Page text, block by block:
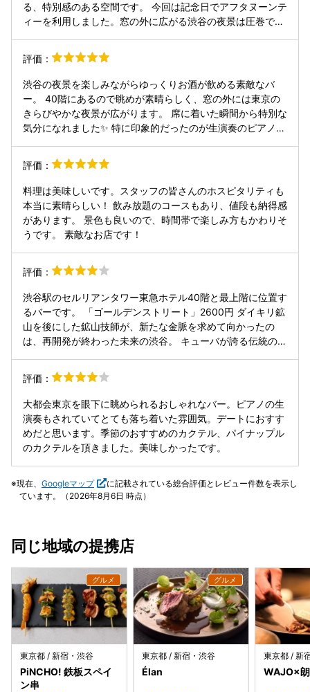
る、特別感のある空間です。 今回は記念日でアフタヌーンテ
ィーを利用しました。窓の外に広がる渋谷の夜景は圧巻で、
窓際の席はプライベート感があり、落ち着いてゆっくり過ご
すことができました。お祝いのメッセージプレートも丁寧に
用意していただき、思い出に残るひとときになりました。 カ
ップルシートのような半個室感のある席もあり、周囲が気に
なりにくいのも嬉しいポイント。普段あまり高級感のあるお
店やアフタヌーンティーに行く機会がないので少し緊張しま
したが、落ち着いた雰囲気とスタッフの丁寧な対応のおかげ
ーツだけでなくセイボリー（軽食系）が充実しているのが印
てのアフタヌーンティーにもおすすめだと思います。 さらに
コーヒーや紅茶が飲み放題なのも嬉しいポイント。 景色・雰
囲気・料理のバランスが良く、特別な日や記念日にぴったり
のアフタヌーンティーでした。
評価：
渋谷の夜景を楽しみながらゆっくりお酒が飲める素敵なバ
ー。 40階にあるので眺めが素晴らしく、窓の外には東京の
きらびやかな夜景が広がります。 席に着いた瞬間から特別な
気分になれました✨ 特に印象的だったのが生演奏のピアノ🎹
を演出してくれます。 会話の邪魔にならない心地よい演奏
で、大人の空間をさらに魅力的なものにしていました。 店内
は落ち着いた雰囲気で、サービスもホテルならではの丁寧
さ。 デートや記念日、ゆっくりお酒を楽しみたい時にもおす
すめです。 渋谷にいることを忘れてしまうような、非日常感
を味わえるバーでした🍸 また夜景とピアノ演奏を楽しみに伺
いたいと思います✨
評価：
料理は美味しいです。スタッフの皆さんのホスピタリティも
本当に素晴らしい！ 飲み放題のコースもあり、値段も納得感
があります。 景色も良いので、時間帯で楽しみ方もかわりそ
うです。 素敵なお店です！
評価：
渋谷駅のセルリアンタワー東急ホテル40階と最上階に位置す
るバーです。 「ゴールデンストリート」2600円 ダイキリ鉱
山を後にした鉱山技師が、新たな金脈を求めて向かったの
は、再開発が終わった未来の渋谷。 キューバが誇る伝統のラ
を潤し、今夜も新たな道を掘り進める…。 日本語で読むと詩
的な話になってますが、下の英語を読むとどんな飲み物かわ
かりやすいです（笑） そして、これがさっぱりしていてかな
り飲みやすい。 飲み口の軽さから、最後までの清涼感によ
り、ちょっと量があると飲みすぎてしまうかも。 「フレンチ
コネクション」2150円 アマレット好きには嬉しい、でもア
ルコールは強めな印象のカクテル。 テーブルチャージは1人
あったのでそのあたりもあるかもしれません。 PayPay使用
できました。
評価：
大都会東京を眼下に眺められるおしゃれなバー。ピアノの生
演奏もされていてとても落ち着いた雰囲気。デートにおすす
めだと思います。季節のおすすめのカクテル、パイナップル
のカクテルを頂きました。美味しかったです。
現在、 Googleマップ
に記載されている総合評価とレビュー件数を表示し
ています。（2026年8月6日 時点）
同じ地域の提携店
東京都 / 新宿・渋谷
PiNCHO! 鉄板スペイ
ン串
東京都 / 新宿・渋谷
Élan
東京都 / 新
WAJO×朗